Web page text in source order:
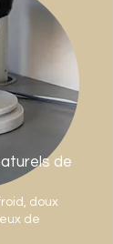
de
doux
de